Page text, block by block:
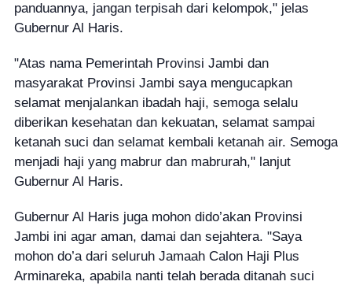
panduannya, jangan terpisah dari kelompok," jelas
Gubernur Al Haris.
"Atas nama Pemerintah Provinsi Jambi dan
masyarakat Provinsi Jambi saya mengucapkan
selamat menjalankan ibadah haji, semoga selalu
diberikan kesehatan dan kekuatan, selamat sampai
ketanah suci dan selamat kembali ketanah air. Semoga
menjadi haji yang mabrur dan mabrurah," lanjut
Gubernur Al Haris.
Gubernur Al Haris juga mohon dido’akan Provinsi
Jambi ini agar aman, damai dan sejahtera. "Saya
mohon do’a dari seluruh Jamaah Calon Haji Plus
Arminareka, apabila nanti telah berada ditanah suci